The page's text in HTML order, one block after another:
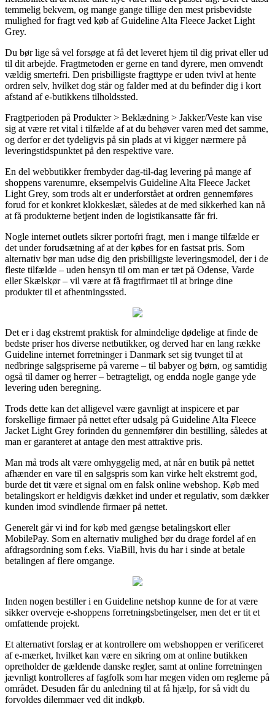
temmelig bekvem, og mange gange tillige den mest prisbevidste
mulighed for fragt ved køb af Guideline Alta Fleece Jacket Light
Grey.
Du bør lige så vel forsøge at få det leveret hjem til dig privat eller ud
til dit arbejde. Fragtmetoden er gerne en tand dyrere, men omvendt
vældig smertefri. Den prisbilligste fragttype er uden tvivl at hente
ordren selv, hvilket dog står og falder med at du befinder dig i kort
afstand af e-butikkens tilholdssted.
Fragtperioden på Produkter > Beklædning > Jakker/Veste kan vise
sig at være ret vital i tilfælde af at du behøver varen med det samme,
og derfor er det tydeligvis på sin plads at vi kigger nærmere på
leveringstidspunktet på den respektive vare.
En del webbutikker frembyder dag-til-dag levering på mange af
shoppens varenumre, eksempelvis Guideline Alta Fleece Jacket
Light Grey, som trods alt er underforstået at ordren gennemføres
forud for et konkret klokkeslæt, således at de med sikkerhed kan nå
at få produkterne betjent inden de logistikansatte får fri.
Nogle internet outlets sikrer portofri fragt, men i mange tilfælde er
det under forudsætning af at der købes for en fastsat pris. Som
alternativ bør man udse dig den prisbilligste leveringsmodel, der i de
fleste tilfælde – uden hensyn til om man er tæt på Odense, Varde
eller Skælskør – vil være at få fragtfirmaet til at bringe dine
produkter til et afhentningssted.
Det er i dag ekstremt praktisk for almindelige dødelige at finde de
bedste priser hos diverse netbutikker, og derved har en lang række
Guideline internet forretninger i Danmark set sig tvunget til at
nedbringe salgspriserne på varerne – til babyer og børn, og samtidig
også til damer og herrer – betragteligt, og endda nogle gange yde
levering uden beregning.
Trods dette kan det alligevel være gavnligt at inspicere et par
forskellige firmaer på nettet efter udsalg på Guideline Alta Fleece
Jacket Light Grey forinden du gennemfører din bestilling, således at
man er garanteret at antage den mest attraktive pris.
Man må trods alt være omhyggelig med, at når en butik på nettet
afhænder en vare til en salgspris som kan virke helt ekstremt god,
burde det tit være et signal om en falsk online webshop. Køb med
betalingskort er heldigvis dækket ind under et regulativ, som dækker
kunden imod svindlende firmaer på nettet.
Generelt går vi ind for køb med gængse betalingskort eller
MobilePay. Som en alternativ mulighed bør du drage fordel af en
afdragsordning som f.eks. ViaBill, hvis du har i sinde at betale
betalingen af flere omgange.
Inden nogen bestiller i en Guideline netshop kunne de for at være
sikker overveje e-shoppens forretningsbetingelser, men det er tit et
omfattende projekt.
Et alternativt forslag er at kontrollere om webshoppen er verificeret
af e-mærket, hvilket kan være en sikring om at online butikken
opretholder de gældende danske regler, samt at online forretningen
jævnligt kontrolleres af fagfolk som har megen viden om reglerne på
området. Desuden får du anledning til at få hjælp, for så vidt du
forvoldes dilemmaer ved dit indkøb.